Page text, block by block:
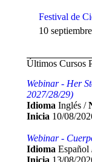
Festival de
10
Últimos Cursos
Webinar - Her
2027/28/29)
Idioma Inglés /
Inicia 10/08/
Webinar -
Idioma Español